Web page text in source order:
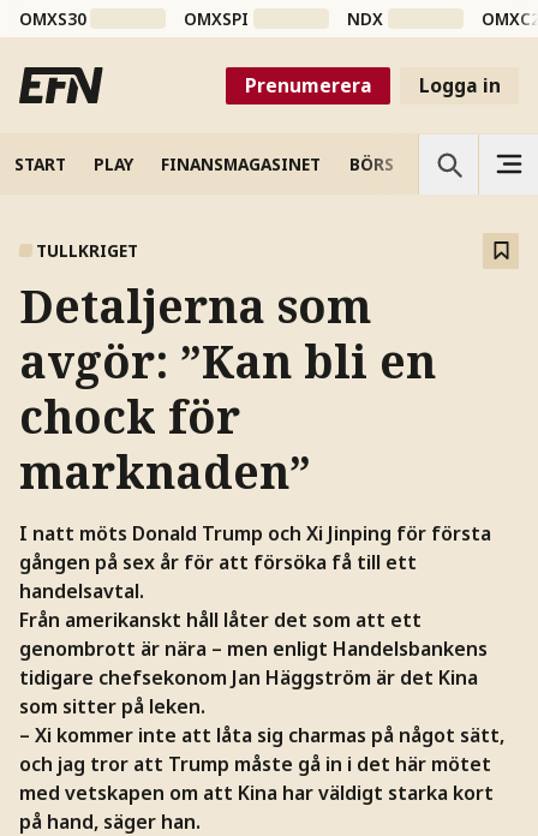
OMXS30 OMXSPI NDX
Prenumerera Logga in
START PLAY FINANSMAGASINET BÖRS VETENSKAP
TULLKRIGET
Detaljerna som
avgör: ”Kan bli en
chock för
marknaden”
I natt möts Donald Trump och Xi Jinping för första
gången på sex år för att försöka få till ett
handelsavtal.
Från amerikanskt håll låter det som att ett
genombrott är nära – men enligt Handelsbankens
tidigare chefsekonom Jan Häggström är det Kina
som sitter på leken.
– Xi kommer inte att låta sig charmas på något sätt,
och jag tror att Trump måste gå in i det här mötet
med vetskapen om att Kina har väldigt starka kort
på hand, säger han.